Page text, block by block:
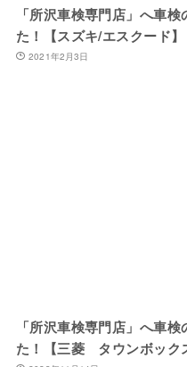
「所沢車検専門店」へ車
た！【スズキ/エスクード】
2021年2月3日
「所沢車検専門店」へ車
た！【三菱 タウンボック